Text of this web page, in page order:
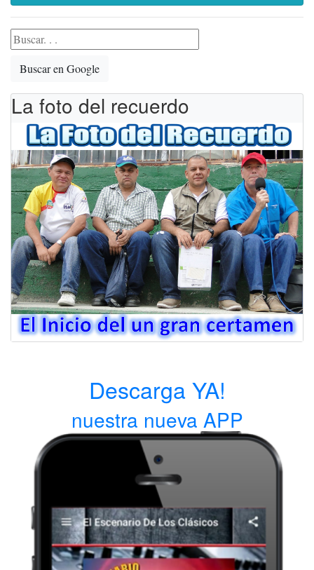
Buscar en Google
La foto del recuerdo
Descarga YA!
nuestra nueva APP